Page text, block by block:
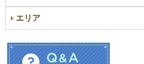
エリア